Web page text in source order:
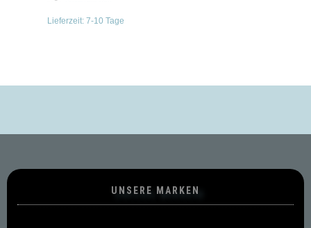
Lieferzeit: 7-10 Tage
UNSERE MARKEN